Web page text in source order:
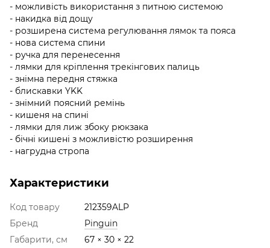
- можливість використання з питною системою
- накидка від дощу
- розширена система регулювання лямок та пояса
- нова система спини
- ручка для перенесення
- лямки для кріплення трекінгових палиць
- знімна передня стяжка
- блискавки YKK
- знімний поясний ремінь
- кишеня на спині
- лямки для лиж збоку рюкзака
- бічні кишені з можливістю розширення
- нагрудна стропа
Характеристики
Код товару
212359ALP
Бренд
Pinguin
Габарити, см
67 × 30 × 22